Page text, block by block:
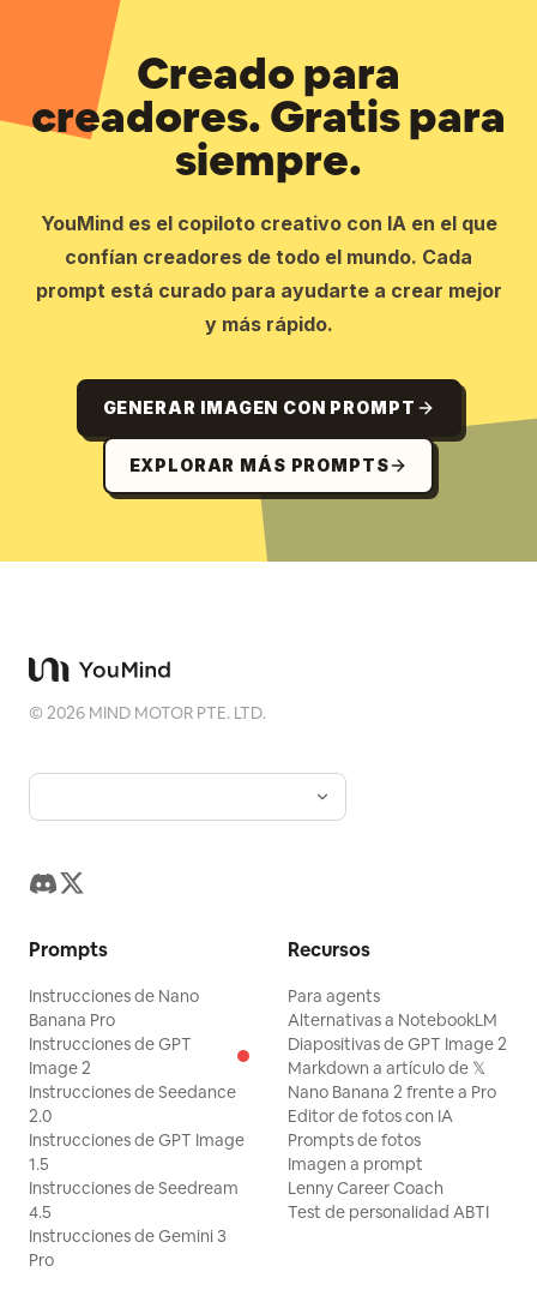
Creado para
creadores. Gratis para
siempre.
YouMind es el copiloto creativo con IA en el que
confían creadores de todo el mundo. Cada
prompt está curado para ayudarte a crear mejor
y más rápido.
GENERAR IMAGEN CON PROMPT
EXPLORAR MÁS PROMPTS
©2026 MIND MOTOR PTE. LTD.
Prompts
Instrucciones de Nano
Banana Pro
Instrucciones de GPT
Image 2
Instrucciones de Seedance
2.0
Instrucciones de GPT Image
1.5
Instrucciones de Seedream
4.5
Instrucciones de Gemini 3
Pro
Recursos
Para agents
Alternativas a NotebookLM
Diapositivas de GPT Image 2
Markdown a artículo de 𝕏
Nano Banana 2 frente a Pro
Editor de fotos con IA
Prompts de fotos
Imagen a prompt
Lenny Career Coach
Test de personalidad ABTI